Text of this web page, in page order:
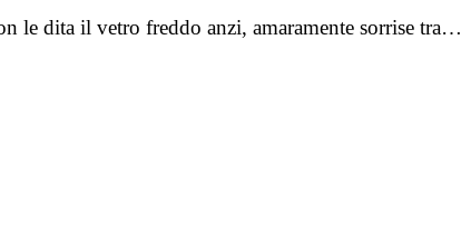
le dita il vetro freddo anzi, amaramente sorrise tra…